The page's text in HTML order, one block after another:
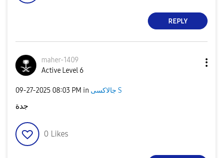
REPLY
maher-1409
Active Level 6
‎09-27-2025 08:03 PM in جالاكسى S
جدة
0 Likes